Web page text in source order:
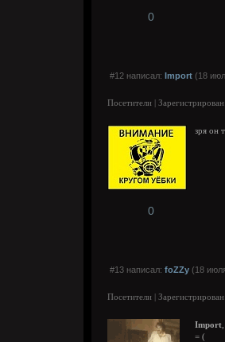
0
#12 написал: Import (18
Посетители |
зря он
0
#13 написал: foZZy (18
Посетители |
Import
= (